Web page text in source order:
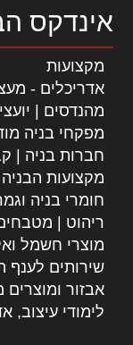
אינדקס
מקצועות
אדריכלים -
מהנדסים |
מפקחי בניה
חברות בניה |
מקצועות
חומרי בניה
ריהוט |
מוצרי חשמל
שירותים לענף
אבזור
לימודי עיצוב,